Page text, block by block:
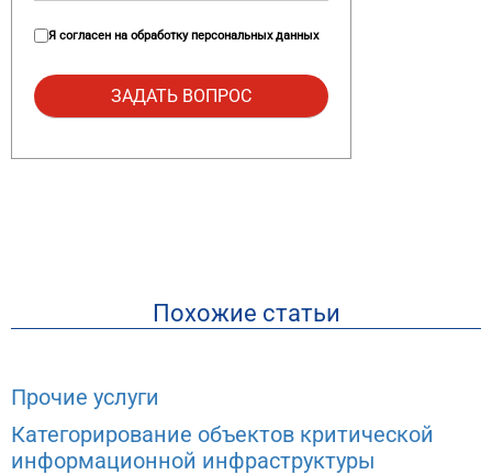
Я согласен на обработку персональных данных
Похожие статьи
Прочие услуги
Категорирование объектов критической
информационной инфраструктуры